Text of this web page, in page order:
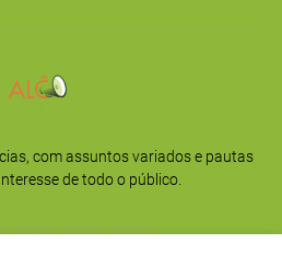
com assuntos variados e pautas
de todo o público.